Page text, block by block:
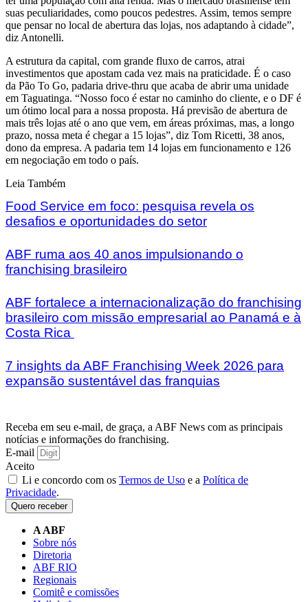
suas peculiaridades, como poucos pedestres. Assim, temos sempre
que pensar no local de abertura das lojas, nos adaptando à cidade”,
diz Antonelli.
A estrutura da capital, com grande fluxo de carros, atrai
investimentos que apostam cada vez mais na praticidade. É o caso
da Pão To Go, padaria drive-thru que acaba de abrir uma unidade
em Taguatinga. “Nosso foco é estar no caminho do cliente, e o DF é
um ótimo local para a nossa proposta. Há previsão de abertura de
mais três lojas até o ano que vem, em áreas próximas, mas, a longo
prazo, nossa meta é chegar a 15 lojas”, diz Tom Ricetti, 38 anos,
dono da empresa. A padaria tem 14 lojas em funcionamento e 126
em negociação em todo o país.
Leia Também
Food Service em foco: pesquisa revela os
desafios e oportunidades do setor
ABF ruma aos 40 anos impulsionando o
franchising brasileiro
ABF fortalece a internacionalização do franchising
brasileiro com missão empresarial ao Panamá e à
Costa Rica
7 insights da ABF Franchising Week 2026 para
expansão sustentável das franquias
Receba em seu e-mail, de graça, a ABF News com as principais
notícias e informações do franchising.
E-mail
Aceito
Li e concordo com os Termos de Uso e a Política de
Privacidade.
Quero receber
A ABF
Sobre nós
Diretoria
ABF RIO
Regionais
Comitê e comissões